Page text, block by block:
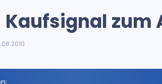
Kaufsignal